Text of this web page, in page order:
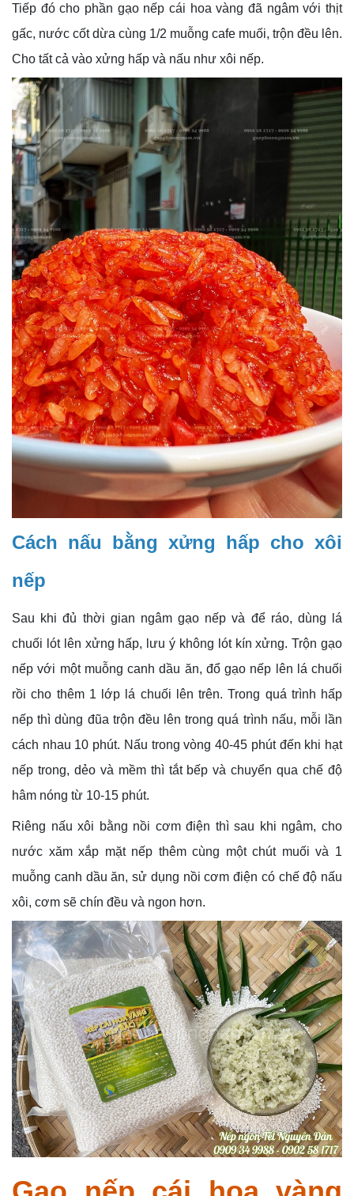
Tiếp đó cho phần gạo nếp cái hoa vàng đã ngâm với thịt
gấc, nước cốt dừa cùng 1/2 muỗng cafe muối, trộn đều lên.
Cho tất cả vào xửng hấp và nấu như xôi nếp.
Cách nấu bằng xửng hấp cho xôi
nếp
Sau khi đủ thời gian ngâm gạo nếp và để ráo, dùng lá
chuối lót lên xửng hấp, lưu ý không lót kín xửng. Trộn gạo
nếp với một muỗng canh dầu ăn, đổ gạo nếp lên lá chuối
rồi cho thêm 1 lớp lá chuối lên trên. Trong quá trình hấp
nếp thì dùng đũa trộn đều lên trong quá trình nấu, mỗi lần
cách nhau 10 phút. Nấu trong vòng 40-45 phút đến khi hạt
nếp trong, dẻo và mềm thì tắt bếp và chuyển qua chế độ
hâm nóng từ 10-15 phút.
Riêng nấu xôi bằng nồi cơm điện thì sau khi ngâm, cho
nước xăm xắp mặt nếp thêm cùng một chút muối và 1
muỗng canh dầu ăn, sử dụng nồi cơm điện có chế độ nấu
xôi, cơm sẽ chín đều và ngon hơn.